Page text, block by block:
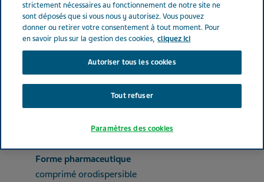
PHLOROGLUCINOL TEVA®
80 mg (bte de 10)
MÉDICAMENTS POUR LES DÉSORDRES FONCTIONNELS GASTRO-INTESTINAUX
PHLOROGLUCINOL
Forme pharmaceutique
comprimé orodispersible
strictement nécessaires au fonctionnement de notre site ne
sont déposés que si vous nous y autorisez. Vous pouvez
donner ou retirer votre consentement à tout moment. Pour
en savoir plus sur la gestion des cookies, cliquez ici
Autoriser tous les cookies
Tout refuser
Paramètres des cookies